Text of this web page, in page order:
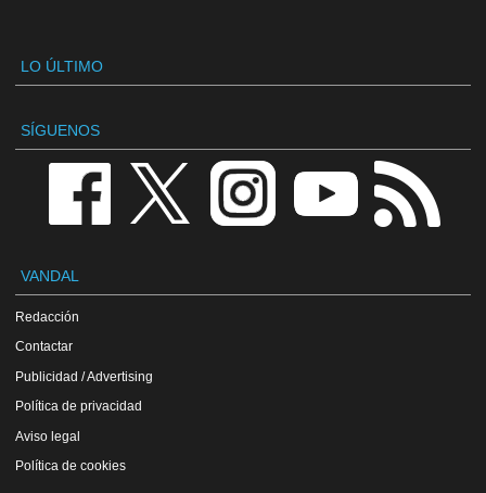
LO ÚLTIMO
SÍGUENOS
VANDAL
Redacción
Contactar
Publicidad / Advertising
Política de privacidad
Aviso legal
Política de cookies